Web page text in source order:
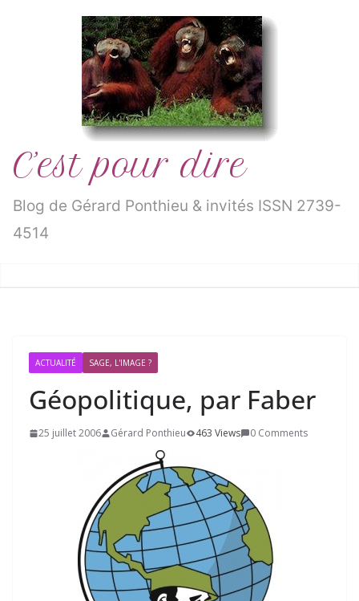
C’est pour dire
Blog de Gérard Ponthieu & invités ISSN 2739-
4514
ACTUALITÉ SAGE, L'IMAGE ?
Géopolitique, par Faber
25 juillet 2006 Gérard Ponthieu 463 Views 0 Comments